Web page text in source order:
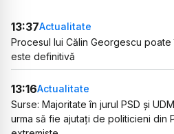
13:37Actualitate
Procesul lui Călin Georgescu
este definitivă
13:16Actualitate
Surse: Majoritate în jurul PSD și
urma să fie ajutați de politicieni din